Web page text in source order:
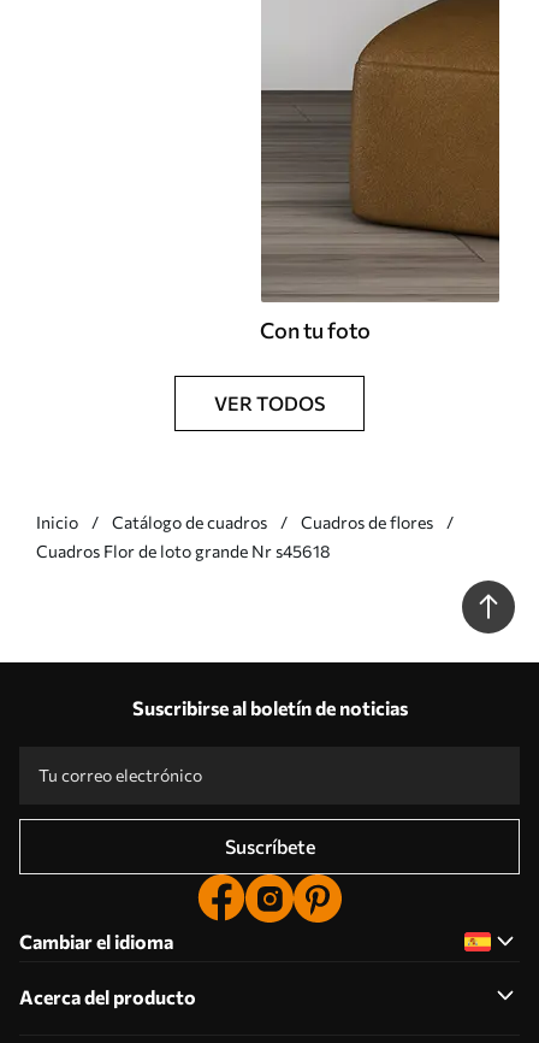
Con tu foto
VER TODOS
Inicio Catálogo de cuadros
Cuadros de flores
Cuadros Flor de loto grande Nr s45618
Suscribirse al boletín de noticias
Suscríbete
Cambiar el idioma
Acerca del producto